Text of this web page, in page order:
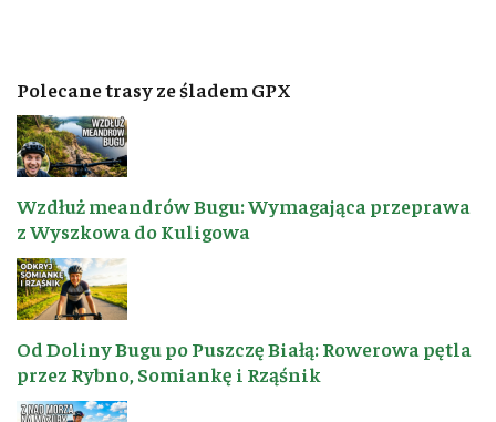
Polecane trasy ze śladem GPX
Wzdłuż meandrów Bugu: Wymagająca przeprawa
z Wyszkowa do Kuligowa
Od Doliny Bugu po Puszczę Białą: Rowerowa pętla
przez Rybno, Somiankę i Rząśnik